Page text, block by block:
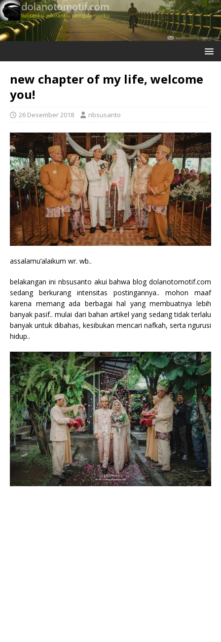
new chapter of my life, welcome
you!
26 Desember 2018 nbsusanto
assalamu’alaikum wr. wb..
belakangan ini nbsusanto akui bahwa blog dolanotomotif.com
sedang berkurang intensitas postingannya.. mohon maaf
karena memang ada berbagai hal yang membuatnya lebih
banyak pasif.. mulai dari bahan artikel yang sedang tidak terlalu
banyak untuk dibahas, kesibukan mencari nafkah, serta ngurusi
hidup..